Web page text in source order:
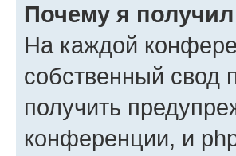
Почему я
На каждой
собственный свод
получить
конференции, и